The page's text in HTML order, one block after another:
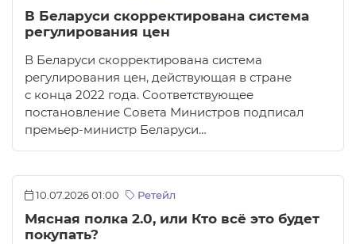
В Беларуси скорректирована система
регулирования цен
В Беларуси скорректирована система
регулирования цен, действующая в стране
с конца 2022 года. Соответствующее
постановление Совета Министров подписал
премьер-министр Беларуси…
10.07.2026 01:00 Ретейл
Мясная полка 2.0, или Кто всё это будет
покупать?